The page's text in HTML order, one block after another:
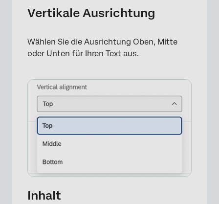
×
×
Vertikale Ausrichtung
Wählen Sie die Ausrichtung Oben, Mitte
oder Unten für Ihren Text aus.
Inhalt